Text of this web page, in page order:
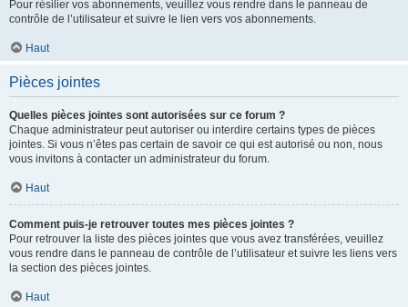
Pour résilier vos abonnements, veuillez vous rendre dans le panneau de
contrôle de l’utilisateur et suivre le lien vers vos abonnements.
Haut
Pièces jointes
Quelles pièces jointes sont autorisées sur ce forum ?
Chaque administrateur peut autoriser ou interdire certains types de pièces
jointes. Si vous n’êtes pas certain de savoir ce qui est autorisé ou non, nous
vous invitons à contacter un administrateur du forum.
Haut
Comment puis-je retrouver toutes mes pièces jointes ?
Pour retrouver la liste des pièces jointes que vous avez transférées, veuillez
vous rendre dans le panneau de contrôle de l’utilisateur et suivre les liens vers
la section des pièces jointes.
Haut